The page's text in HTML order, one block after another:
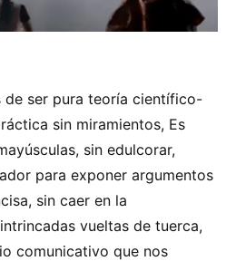
de ser pura teoría científico-
sin miramientos, Es
sin edulcorar,
para exponer argumentos
sin caer en la
vueltas de tuerca,
comunicativo que nos